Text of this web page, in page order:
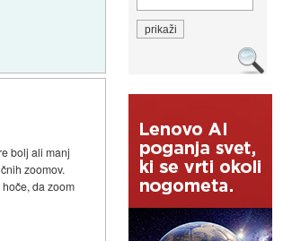
bolj ali manj
zoomov.
da zoom